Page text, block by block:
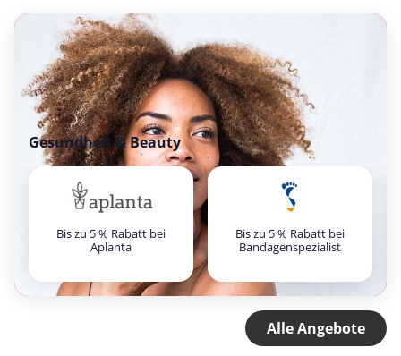
Gesundheit & Beauty
Bis zu 5 % Rabatt bei
Aplanta
Bis zu 5 % Rabatt bei
Bandagenspezialist
Alle Angebote